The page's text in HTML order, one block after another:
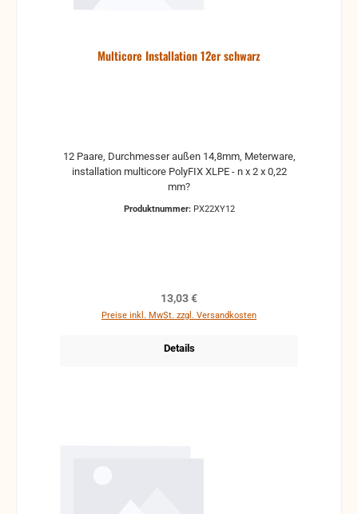
Multicore Installation 12er schwarz
12 Paare, Durchmesser außen 14,8mm, Meterware,
installation multicore PolyFIX XLPE - n x 2 x 0,22
mm?
Produktnummer: PX22XY12
Regulärer Preis:
13,03 €
Preise inkl. MwSt. zzgl. Versandkosten
Details